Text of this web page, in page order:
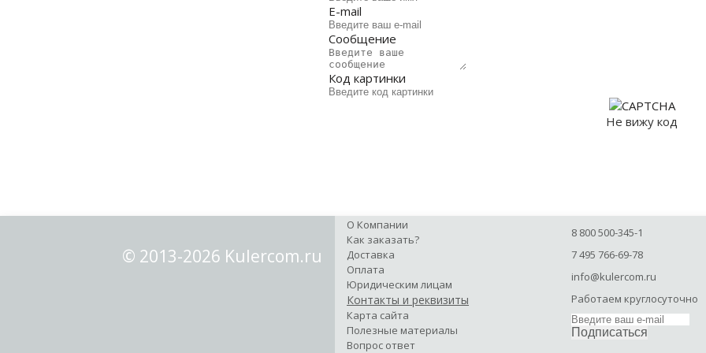
E-mail
Сообщение
Код картинки
Не вижу код
© 2013-2026 Kulercom.ru
О Компании
Как заказать?
Доставка
Оплата
Юридическим лицам
Контакты и реквизиты
Карта сайта
Полезные материалы
Вопрос ответ
8 800 500-345-1
7 495 766-69-78
info@kulercom.ru
Работаем круглосуточно
Подписаться